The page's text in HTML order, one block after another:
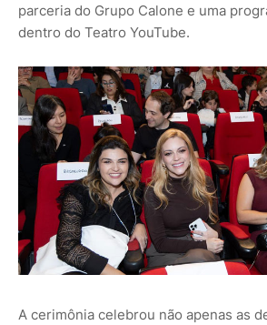
parceria do Grupo Calone e uma
dentro do Teatro YouTube.
A cerimônia celebrou não apenas as